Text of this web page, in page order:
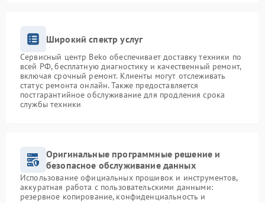
Широкий спектр услуг
Сервисный центр Beko обеспечивает доставку техники по
всей РФ, бесплатную диагностику и качественный ремонт,
включая срочный ремонт. Клиенты могут отслеживать
статус ремонта онлайн. Также предоставляется
постгарантийное обслуживание для продления срока
службы техники
Оригинальные программные решение и
безопасное обслуживание данных
Использование официальных прошивок и инструментов,
аккуратная работа с пользовательскими данными:
резервное копирование, конфиденциальность и